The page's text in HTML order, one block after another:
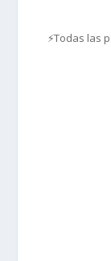
⚡Todas las